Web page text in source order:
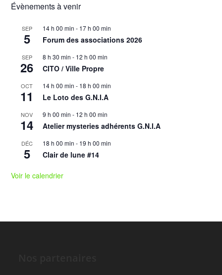
Évènements à venir
SEP
5
14 h 00 min - 17 h 00 min
Forum des associations 2026
SEP
26
8 h 30 min - 12 h 00 min
CITO / Ville Propre
OCT
11
14 h 00 min - 18 h 00 min
Le Loto des G.N.I.A
NOV
14
9 h 00 min - 12 h 00 min
Atelier mysteries adhérents G.N.I.A
DÉC
5
18 h 00 min - 19 h 00 min
Clair de lune #14
Voir le calendrier